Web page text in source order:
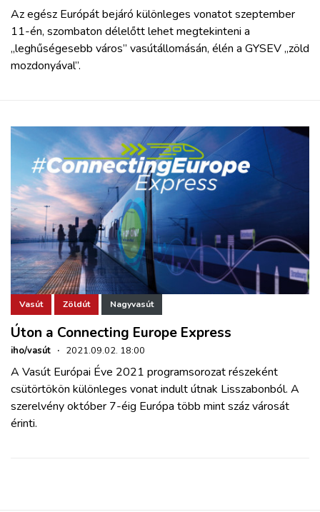
Az egész Európát bejáró különleges vonatot szeptember
11-én, szombaton délelőtt lehet megtekinteni a
„leghűségesebb város” vasútállomásán, élén a GYSEV „zöld
mozdonyával”.
Vasút Zöldút Nagyvasút
Úton a Connecting Europe Express
iho/vasút · 2021.09.02. 18:00
A Vasút Európai Éve 2021 programsorozat részeként
csütörtökön különleges vonat indult útnak Lisszabonból. A
szerelvény október 7-éig Európa több mint száz városát
érinti.